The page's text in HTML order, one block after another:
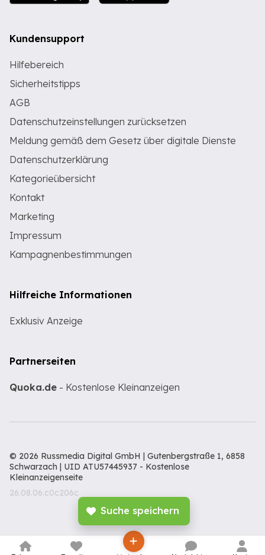
Suche speichern
Kundensupport
Hilfebereich
Sicherheitstipps
AGB
Datenschutzeinstellungen zurücksetzen
Meldung gemäß dem Gesetz über digitale Dienste
Datenschutzerklärung
Kategorieübersicht
Kontakt
Marketing
Impressum
Kampagnenbestimmungen
Hilfreiche Informationen
Exklusiv Anzeige
Partnerseiten
Quoka.de - Kostenlose Kleinanzeigen
© 2026 Russmedia Digital GmbH | Gutenbergstraße 1, 6858
Schwarzach | UID ATU57445937 - Kostenlose
Kleinanzeigenseite
26.08.06.c0c206c